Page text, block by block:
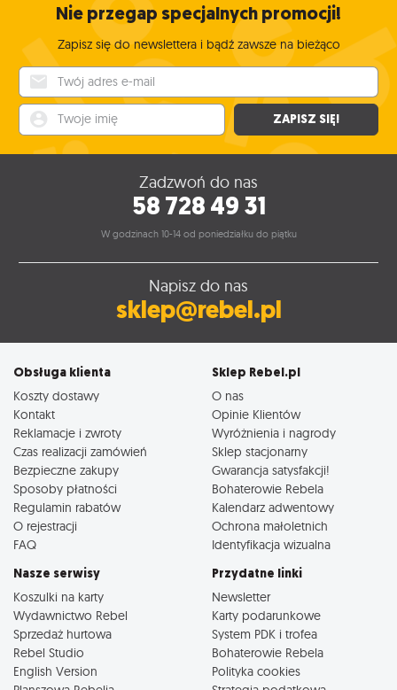
Nie przegap specjalnych promocji!
Zapisz się do newslettera i bądź zawsze na bieżąco
ZAPISZ SIĘ!
Zadzwoń do nas
58 728 49 31
W godzinach 10-14 od poniedziałku do piątku
Napisz do nas
sklep@rebel.pl
Obsługa klienta
Koszty dostawy
Kontakt
Reklamacje i zwroty
Czas realizacji zamówień
Bezpieczne zakupy
Sposoby płatności
Regulamin rabatów
O rejestracji
FAQ
Sklep Rebel.pl
O nas
Opinie Klientów
Wyróżnienia i nagrody
Sklep stacjonarny
Gwarancja satysfakcji!
Bohaterowie Rebela
Kalendarz adwentowy
Ochrona małoletnich
Identyfikacja wizualna
Nasze serwisy
Koszulki na karty
Wydawnictwo Rebel
Sprzedaż hurtowa
Rebel Studio
English Version
Przydatne linki
Newsletter
Karty podarunkowe
System PDK i trofea
Bohaterowie Rebela
Polityka cookies